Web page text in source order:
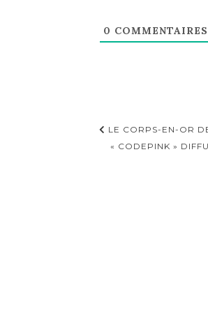
0 COMMENTAIRES
Navigation
d'article
LE CORPS-EN-OR
« CODEPINK »